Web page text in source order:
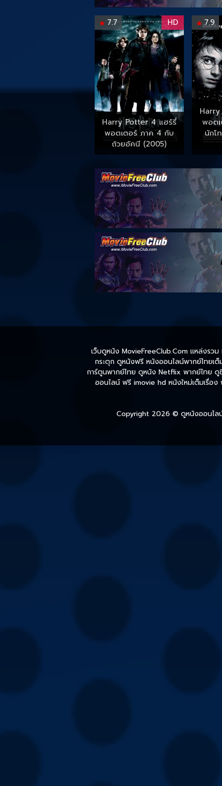
7.7 HD
Harry Potter 4 แฮร์รี่
พอตเตอร์ ภาค 4 กับ
ถ้วยอัคนี (2005)
7.9
พอต
นักโ
เว็บดูหนัง MovieFreeClub.Com แหล่งรว
กระตุก ดูหนังฟรี หนังออนไลน์พากย์ไทยเ
การ์ตูนพากย์ไทย ดูหนัง Netflix พากย์ไทย
ออนไลน์ ฟรี imovie hd หนังใหม่เต็มเรื่อ
Copyright 2026 © ดูหนังออนไล